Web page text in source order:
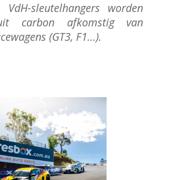
VdH-sleutelhangers worden
carbon afkomstig van
(GT3, F1…).